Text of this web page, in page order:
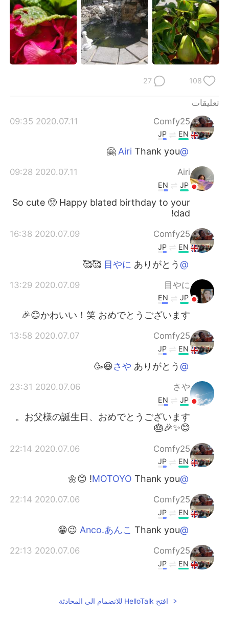
108
27
تعليقات
Comfy25
2020.07.11 09:35
EN
JP
@Airi
Thank you 🤗
Airi
2020.07.11 09:28
JP
EN
So cute 🥺 Happy blated birthday to your
dad!
Comfy25
2020.07.09 16:38
EN
JP
@目やに
ありがとう 🥰🥰
目やに
2020.07.09 13:29
JP
EN
かわいい！笑 おめでとうございます😊🎉
Comfy25
2020.07.07 13:58
EN
JP
@さや
ありがとう😆🥳
さや
2020.07.06 23:31
JP
EN
お父様の誕生日、おめでとうございます。
😊✨🎉🎂
Comfy25
2020.07.06 22:14
EN
JP
@MOTOYO
Thank you! 😊🌼
Comfy25
2020.07.06 22:14
EN
JP
@Anco.あんこ
Thank you 😉😁
Comfy25
2020.07.06 22:13
EN
JP
افتح HelloTalk للانضمام الى المحادثة